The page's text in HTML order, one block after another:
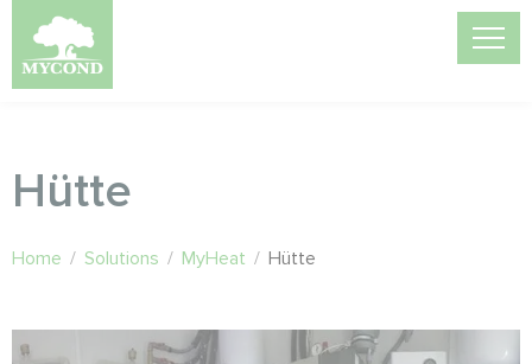
Hütte
Home / Solutions / MyHeat / Hütte